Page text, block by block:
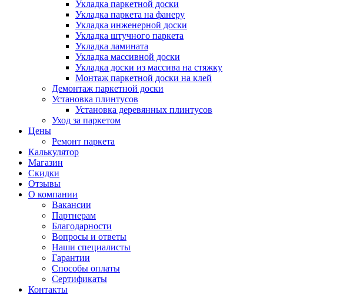
Укладка паркетной доски
Укладка паркета на фанеру
Укладка инженерной доски
Укладка штучного паркета
Укладка ламината
Укладка массивной доски
Укладка доски из массива на стяжку
Монтаж паркетной доски на клей
Демонтаж паркетной доски
Установка плинтусов
Установка деревянных плинтусов
Уход за паркетом
Цены
Ремонт паркета
Калькулятор
Магазин
Скидки
Отзывы
О компании
Вакансии
Партнерам
Благодарности
Вопросы и ответы
Наши специалисты
Гарантии
Способы оплаты
Сертификаты
Контакты